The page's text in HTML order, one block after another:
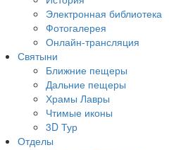
Электронная библиотека
Фотогалерея
Онлайн-трансляция
Святыни
Ближние пещеры
Дальние пещеры
Храмы Лавры
Чтимые иконы
3D Тур
Отделы